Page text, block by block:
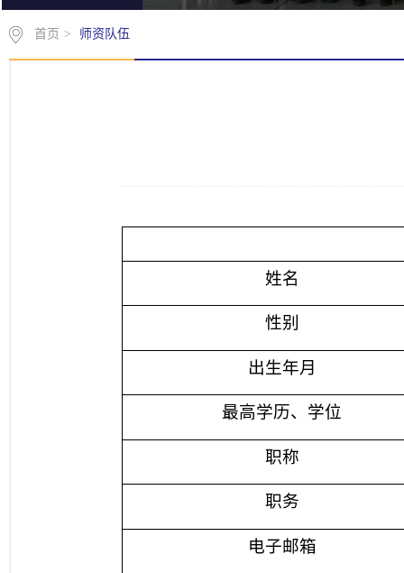
首页 > 师资队伍
姓名
性别
出生年月
最高学历、学位
职称
职务
电子邮箱